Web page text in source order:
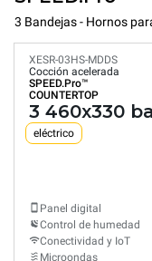
3 Bandejas - Hornos
XESR-03HS-MDDS
Cocción acelerada
SPEED.Pro™
COUNTERTOP
3 460x330
eléctrico
Panel digital
Control de humedad
Conectividad y IoT
Microondas